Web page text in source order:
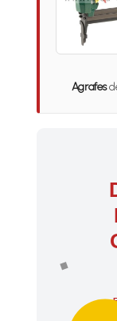
Agrafes